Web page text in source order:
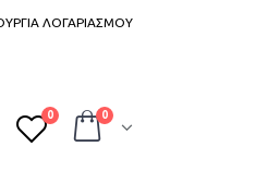
ΛΟΓΑΡΙΑΣΜΟΥ
0 0